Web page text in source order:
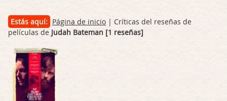
Estás aquí: Página de inicio | Críticas del reseñas de
películas de Judah Bateman [1 reseñas]